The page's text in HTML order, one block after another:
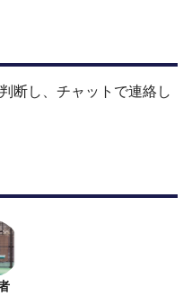
断し、チャットで連絡し